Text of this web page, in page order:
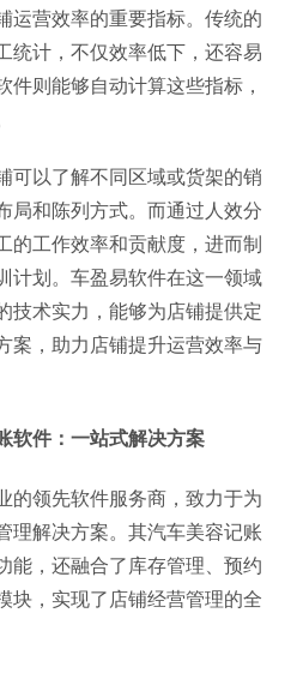
运营效率的重要指标。传统的
统计，不仅效率低下，还容易
件则能够自动计算这些指标，
可以了解不同区域或货架的销
局和陈列方式。而通过人效分
的工作效率和贡献度，进而制
计划。车盈易软件在这一领域
技术实力，能够为店铺提供定
案，助力店铺提升运营效率与
软件：一站式解决方案
的领先软件服务商，致力于为
理解决方案。其汽车美容记账
能，还融合了库存管理、预约
块，实现了店铺经营管理的全